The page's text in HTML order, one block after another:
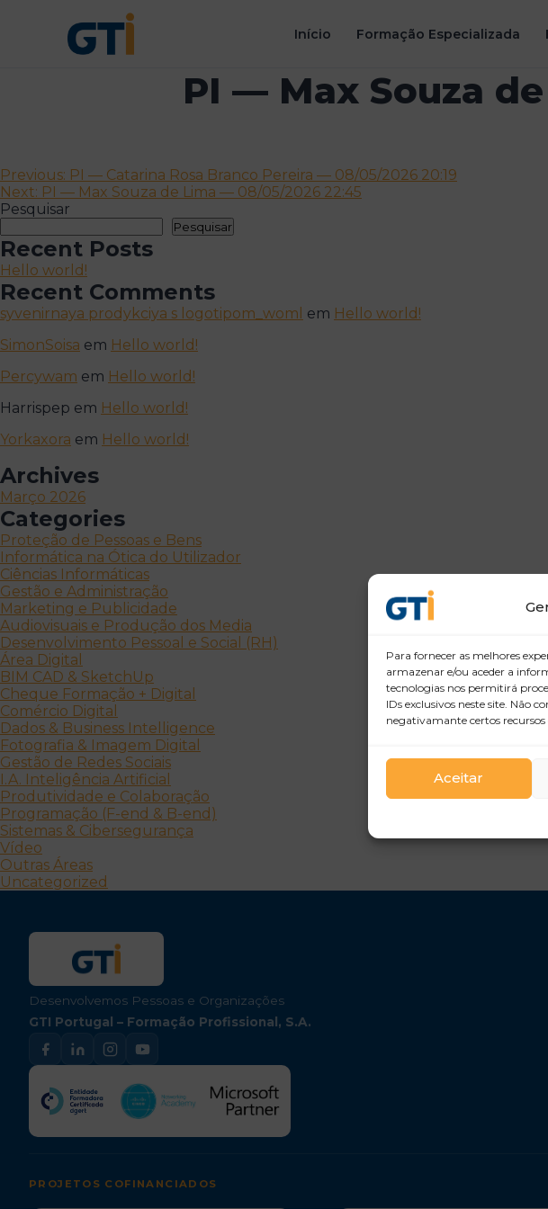
Para fornecer as melhores
armazenar e/ou aceder a
tecnologias nos permitirá
IDs exclusivos neste site. Não
negativamante certos recursos
Aceitar
Início Formação Especializada
PI — Max Souza
Navegação
de
artigos
Previous: PI — Catarina Rosa Branco Pereira — 08/05/2026 20:19
Next: PI — Max Souza de Lima — 08/05/2026 22:45
Pesquisar
Pesquisar
Recent Posts
Hello world!
Recent Comments
syvenirnaya prodykciya s logotipom_woml em Hello world!
SimonSoisa em Hello world!
Percywam em Hello world!
Harrispep em Hello world!
Yorkaxora em Hello world!
Archives
Março 2026
Categories
Proteção de Pessoas e Bens
Informática na Ótica do Utilizador
Ciências Informáticas
Gestão e Administração
Marketing e Publicidade
Audiovisuais e Produção dos Media
Desenvolvimento Pessoal e Social (RH)
Área Digital
BIM CAD & SketchUp
Cheque Formação + Digital
Comércio Digital
Dados & Business Intelligence
Fotografia & Imagem Digital
Gestão de Redes Sociais
I.A. Inteligência Artificial
Produtividade e Colaboração
Programação (F-end & B-end)
Sistemas & Cibersegurança
Vídeo
Outras Áreas
Uncategorized
Desenvolvemos Pessoas e Organizações
GTI Portugal – Formação Profissional, S.A.
PROJETOS COFINANCIADOS